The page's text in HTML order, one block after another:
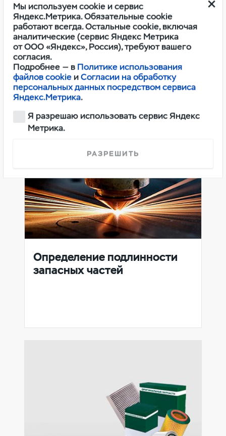
Оригинальные расходные
материалы УАЗ
Определение подлинности
запасных частей
Мы используем cookie и сервис
Яндекс.Метрика. Обязательные cookie
работают всегда. Остальные cookie, включая
аналитические (сервис Яндекс Метрика
от ООО «Яндекс», Россия), требуют вашего
согласия.
Подробнее — в Политике использования
файлов cookie иСогласии на обработку
персональных данных посредством сервиса
Яндекс.Метрика.
Я разрешаю использовать сервис Яндекс
Метрика.
РАЗРЕШИТЬ